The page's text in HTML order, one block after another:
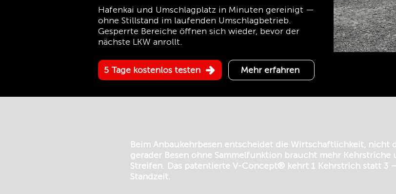
Hafenkai und Umschlagplatz in Minuten gereinigt —
ohne Stillstand im laufenden Umschlagbetrieb.
Gesperrte Bereiche öffnen sich wieder, bevor der
nächste LKW anrollt.
5 Tage kostenlos testen Mehr erfahren
Beim Anbaukehrbesen entscheidet die Wirtschaftlichkeit, nicht
gerader Besen ohne Sammelfunktion braucht mehr Kehrstriche
Streifen. Das patentierte V-Concept® kehrt 1 Kehrstrich statt 3
Standzeit.